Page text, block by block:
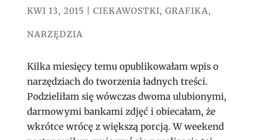
KWI 13, 2015 CIEKAWOSTKI, GRAFIKA,
NARZĘDZIA
Kilka miesięcy temu opublikowałam wpis o
narzędziach do tworzenia ładnych treści.
Podzieliłam się wówczas dwoma ulubionymi,
darmowymi bankami zdjęć i obiecałam, że
wkrótce wrócę z większą porcją. W weekend